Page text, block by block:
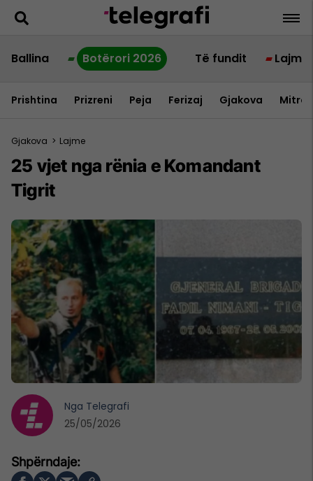
Ballina Botërori 2026 Të fundit Lajme
Prishtina Prizreni Peja Ferizaj Gjakova
Gjakova > Lajme
​25 vjet nga rënia e Komandant
Tigrit
Nga Telegrafi
25/05/2026